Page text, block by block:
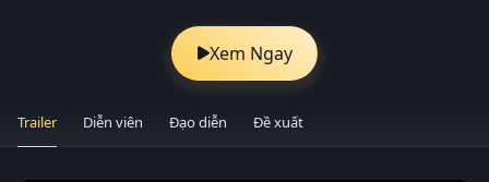
Xem Ngay
Trailer Diễn viên Đạo diễn Đề xuất